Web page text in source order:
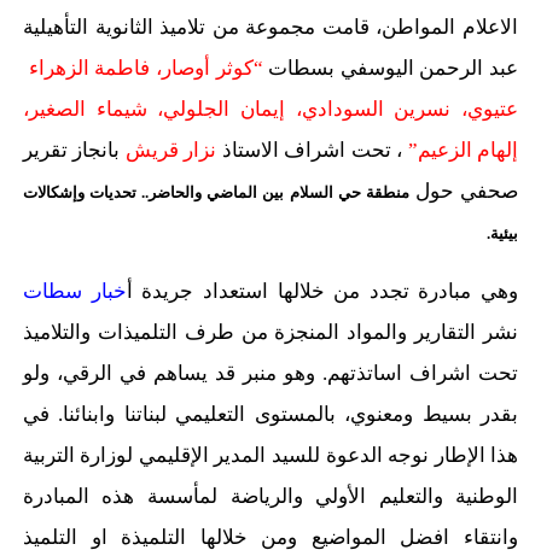
الاعلام المواطن، قامت مجموعة من تلاميذ الثانوية التأهيلية
عبد الرحمن اليوسفي بسطات “كوثر أوصار، فاطمة الزهراء
عتيوي، نسرين السودادي، إيمان الجلولي، شيماء الصغير،
إلهام الزعيم” ، تحت اشراف الاستاذ نزار قريش بانجاز تقرير
صحفي حولمنطقة حي السلام بين الماضي والحاضر.. تحديات وإشكالات
بيئية.
وهي مبادرة تجدد من خلالها استعداد جريدة أ خبار سطات
نشر التقارير والمواد المنجزة من طرف التلميذات والتلاميذ
تحت اشراف اساتذتهم. وهو منبر قد يساهم في الرقي، ولو
بقدر بسيط ومعنوي، بالمستوى التعليمي لبناتنا وابنائنا. في
هذا الإطار نوجه الدعوة للسيد المدير الإقليمي لوزارة التربية
الوطنية والتعليم الأولي والرياضة لمأسسة هذه المبادرة
وانتقاء افضل المواضيع ومن خلالها التلميذة او التلميذ